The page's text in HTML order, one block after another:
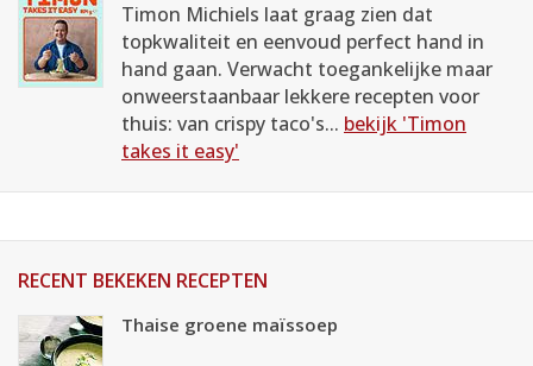
Timon Michiels laat graag zien dat
topkwaliteit en eenvoud perfect hand in
hand gaan. Verwacht toegankelijke maar
onweerstaanbaar lekkere recepten voor
thuis: van crispy taco's... bekijk 'Timon
takes it easy'
RECENT BEKEKEN RECEPTEN
Thaise groene maïssoep